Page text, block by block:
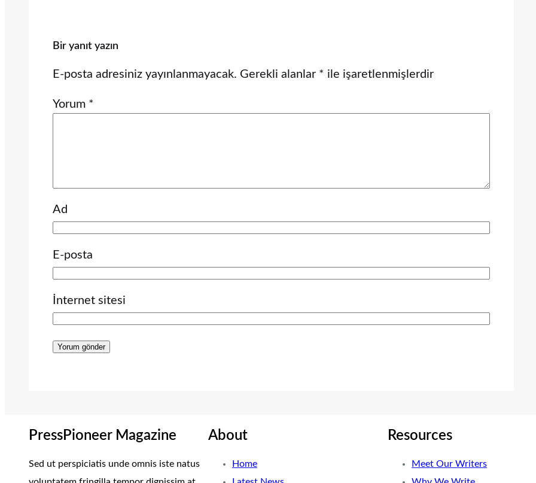
Bir yanıt yazın
E-posta adresiniz yayınlanmayacak. Gerekli alanlar * ile işaretlenmişlerdir
Yorum *
Ad
E-posta
İnternet sitesi
PressPioneer Magazine
Sed ut perspiciatis unde omnis iste natus
About
Home
Resources
Meet Our Writers